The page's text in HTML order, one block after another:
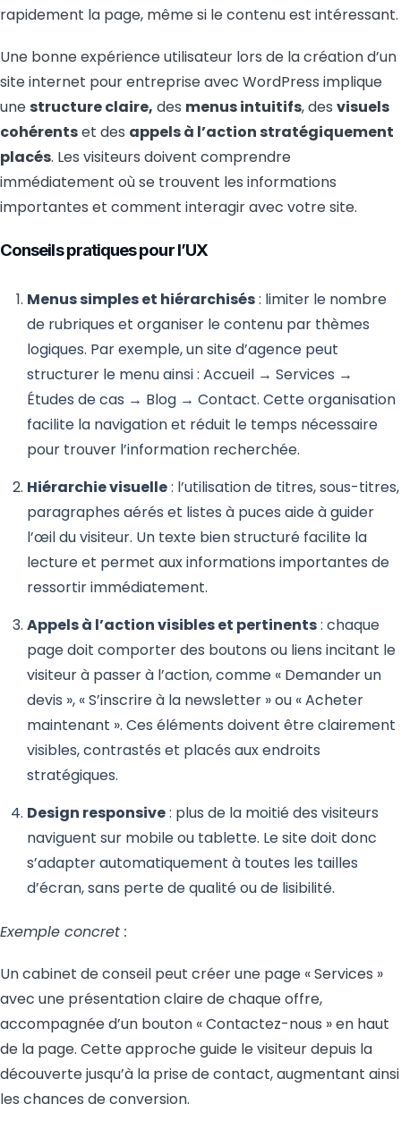
rapidement la page, même si le contenu est intéressant.
Une bonne expérience utilisateur lors de la création d’un
site internet pour entreprise avec WordPress implique
une structure claire, des menus intuitifs, des visuels
cohérentset des appels à l’action stratégiquement
placés. Les visiteurs doivent comprendre
immédiatement où se trouvent les informations
importantes et comment interagir avec votre site.
Conseils pratiques pour l’UX
Menus simples et hiérarchisés: limiter le nombre
de rubriques et organiser le contenu par thèmes
logiques. Par exemple, un site d’agence peut
structurer le menu ainsi : Accueil → Services →
Études de cas → Blog → Contact. Cette organisation
facilite la navigation et réduit le temps nécessaire
pour trouver l’information recherchée.
Hiérarchie visuelle: l’utilisation de titres, sous-titres,
paragraphes aérés et listes à puces aide à guider
l’œil du visiteur. Un texte bien structuré facilite la
lecture et permet aux informations importantes de
ressortir immédiatement.
Appels à l’action visibles et pertinents: chaque
page doit comporter des boutons ou liens incitant le
visiteur à passer à l’action, comme « Demander un
devis », « S’inscrire à la newsletter » ou « Acheter
maintenant ». Ces éléments doivent être clairement
visibles, contrastés et placés aux endroits
stratégiques.
Design responsive: plus de la moitié des visiteurs
naviguent sur mobile ou tablette. Le site doit donc
s’adapter automatiquement à toutes les tailles
d’écran, sans perte de qualité ou de lisibilité.
Exemple concret :
Un cabinet de conseil peut créer une page « Services »
avec une présentation claire de chaque offre,
accompagnée d’un bouton « Contactez-nous » en haut
de la page. Cette approche guide le visiteur depuis la
découverte jusqu’à la prise de contact, augmentant ainsi
les chances de conversion.